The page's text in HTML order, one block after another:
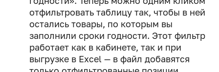
отфильтровать таблицу так, чтобы в ней
остались товары, по которым вы
заполнили сроки годности. Этот фильтр
работает как в кабинете, так и при
выгрузке в Excel — в файл добавятся